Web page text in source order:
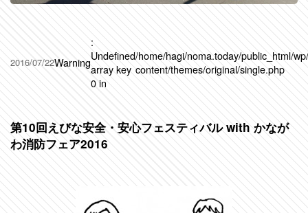
2016/07/22Warning
:
Undefined
array key
0 in
/home/hagi/noma.today/public_html/
content/themes/original/single.php
第10回えびな安全・安心フェスティバル with かなが
わ消防フェア2016